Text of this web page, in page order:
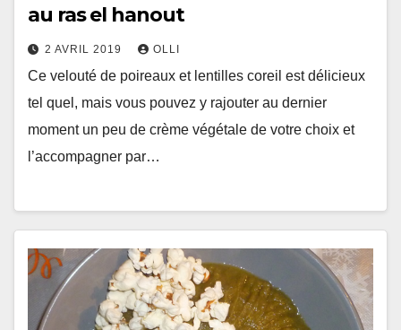
au ras el hanout
2 AVRIL 2019 OLLI
Ce velouté de poireaux et lentilles coreil est délicieux
tel quel, mais vous pouvez y rajouter au dernier
moment un peu de crème végétale de votre choix et
l’accompagner par…